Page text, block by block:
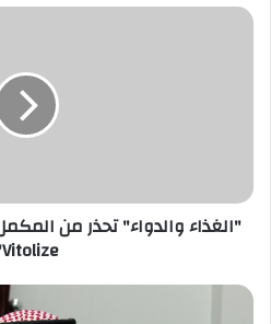
"الغذاء
Vitolize"
Vitolize"
«النمر»: